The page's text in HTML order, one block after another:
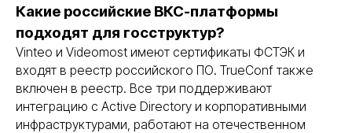
Какие российские ВКС-платформы
подходят для госструктур?
Vinteo и Videomost имеют сертификаты ФСТЭК и
входят в реестр российского ПО. TrueConf также
включен в реестр. Все три поддерживают
интеграцию с Active Directory и корпоративными
инфраструктурами, работают на отечественном